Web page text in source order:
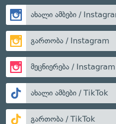
ახალი ამბები /
გართობა / Instagram
მეცნიერება / Instagram
ახალი ამბები / TikTok
გართობა / TikTok